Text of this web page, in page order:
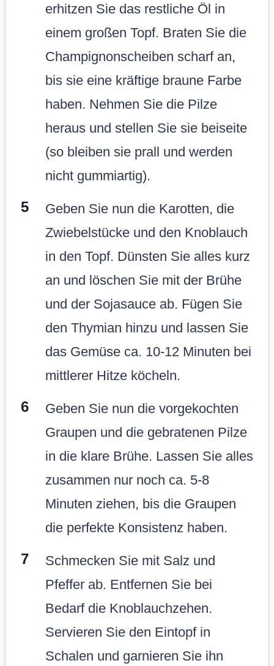
erhitzen Sie das restliche Öl in
einem großen Topf. Braten Sie die
Champignonscheiben scharf an,
bis sie eine kräftige braune Farbe
haben. Nehmen Sie die Pilze
heraus und stellen Sie sie beiseite
(so bleiben sie prall und werden
nicht gummiartig).
Geben Sie nun die Karotten, die
Zwiebelstücke und den Knoblauch
in den Topf. Dünsten Sie alles kurz
an und löschen Sie mit der Brühe
und der Sojasauce ab. Fügen Sie
den Thymian hinzu und lassen Sie
das Gemüse ca. 10-12 Minuten bei
mittlerer Hitze köcheln.
Geben Sie nun die vorgekochten
Graupen und die gebratenen Pilze
in die klare Brühe. Lassen Sie alles
zusammen nur noch ca. 5-8
Minuten ziehen, bis die Graupen
die perfekte Konsistenz haben.
Schmecken Sie mit Salz und
Pfeffer ab. Entfernen Sie bei
Bedarf die Knoblauchzehen.
Servieren Sie den Eintopf in
Schalen und garnieren Sie ihn